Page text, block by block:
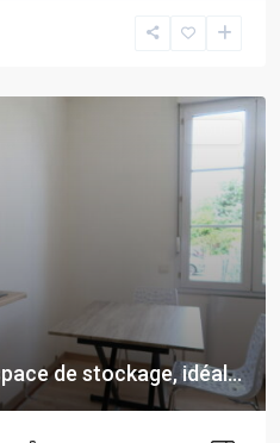
de stockage, idéal...